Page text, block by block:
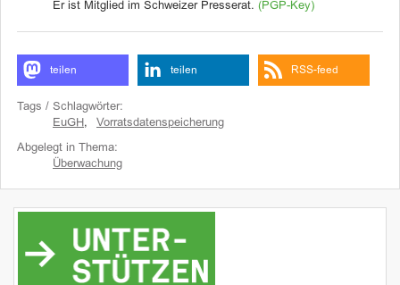
Er ist Mitglied im Schweizer Presserat. (PGP-Key)
teilen teilen RSS-feed
Tags / Schlagwörter:
EuGH , Vorratsdatenspeicherung
Abgelegt in Thema:
Überwachung